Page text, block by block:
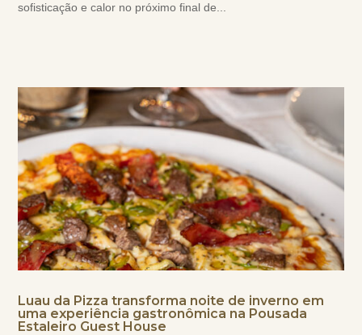
sofisticação e calor no próximo final de...
Luau da Pizza transforma noite de inverno em
uma experiência gastronômica na Pousada
Estaleiro Guest House